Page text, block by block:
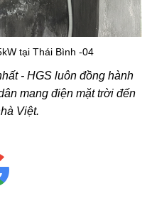
tại Thái Bình -04
- HGS luôn đồng hành
mang điện mặt trời đến
Việt.